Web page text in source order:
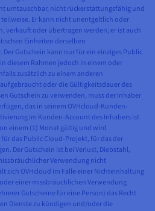
umtauschbar, nicht rückerstattungsfähig und
Er kann nicht unentgeltlich oder
verkauft oder übertragen werden; er ist auch
Einheiten derselben
Gutschein kann nur für ein einziges Public
diesem Rahmen jedoch in einem oder
zusätzlich zu einem anderen
oder die Gültigkeitsdauer des
Gutschein zu verwenden, muss der Inhaber
das in seinem OVHcloud-Kunden-
im Kunden-Account des Inhabers ist
einem (1) Monat gültig und wird
das Public Cloud-Projekt, für das der
Der Gutschein ist bei Verlust, Diebstahl,
Verwendung nicht
sich OVHcloud im Falle einer Nichteinhaltung
einer missbräuchlichen Verwendung
Gutscheine für eine Person) das Recht
Dienste zu kündigen und/oder die